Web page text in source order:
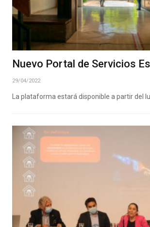
Nuevo Portal de Servicios
29/04/2022
La plataforma estará disponible a partir del